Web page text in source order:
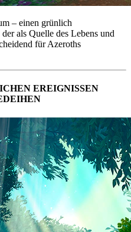
– einen grünlich
als Quelle des Lebens und
für Azeroths
EREIGNISSEN